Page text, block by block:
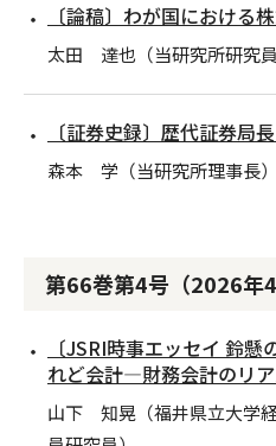
〔論稿〕わが国における
太田 達也（当研究所研究員
〔証券史録〕歴代証券局
森本 学（当研究所理事長）
第66巻第4号（2026年4
〔JSRI時事エッセイ 鈴
れど会計―財務会計のリ
山下 知晃（福井県立大学